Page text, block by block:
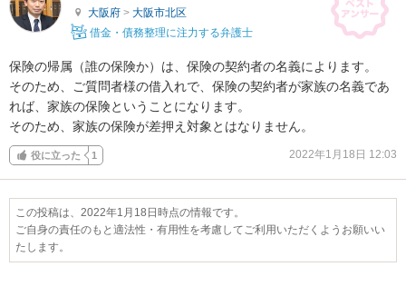
大阪府 > 大阪市北区
借金・債務整理に注力する弁護士
保険の帰属（誰の保険か）は、保険の契約者の名義によります。
そのため、ご質問者様の借入れで、保険の契約者が家族の名義であ
れば、家族の保険ということになります。
そのため、家族の保険が差押え対象とはなりません。
役に立った 1 2022年1月18日 12:03
この投稿は、2022年1月18日時点の情報です。
ご自身の責任のもと適法性・有用性を考慮してご利用いただくようお願いい
たします。